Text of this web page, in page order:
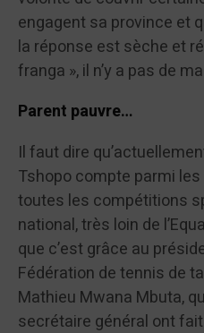
engagent sa province et
la réponse est sèche et
franga », il n’y a pas de
Parent pauvre…
Il faut dire
Tshopo compte parmi
toutes les compétitions
national, très loin de
que c’est grâce au
Fédération de tennis de
Mathieu Mwana Mbuta,
secrétaire général ont